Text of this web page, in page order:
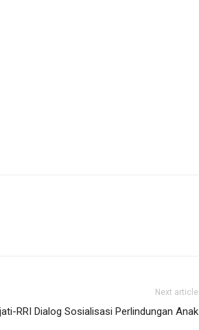
Next article
RRI Dialog Sosialisasi Perlindungan Anak